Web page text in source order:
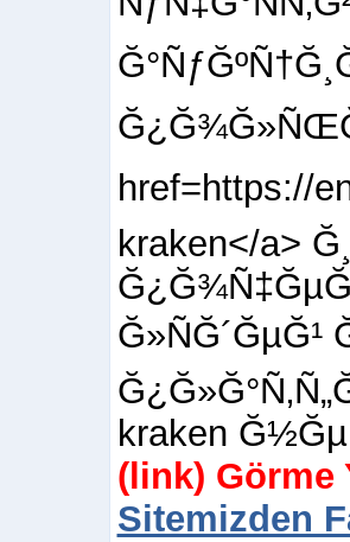
href=https://
kraken</a>
Ğ»ÑĞ´ĞµĞ¹
kraken Ğ½Ğµ
(link) Görme
Sitemizden